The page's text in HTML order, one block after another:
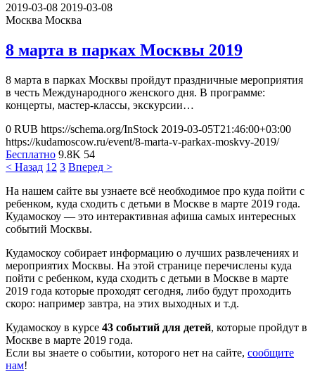
2019-03-08 2019-03-08
Москва Москва
8 марта в парках Москвы 2019
8 марта в парках Москвы пройдут праздничные мероприятия
в честь Международного женского дня. В программе:
концерты, мастер-классы, экскурсии…
0 RUB https://schema.org/InStock 2019-03-05T21:46:00+03:00
https://kudamoscow.ru/event/8-marta-v-parkax-moskvy-2019/
Бесплатно 9.8K 54
< Назад 1 2 3 Вперед >
На нашем сайте вы узнаете всё необходимое про куда пойти с
ребенком, куда сходить с детьми в Москве в марте 2019 года.
Кудамоскоу — это интерактивная афиша самых интересных
событий Москвы.
Кудамоскоу собирает информацию о лучших развлечениях и
мероприятих Москвы. На этой странице перечислены куда
пойти с ребенком, куда сходить с детьми в Москве в марте
2019 года которые проходят сегодня, либо будут проходить
скоро: например завтра, на этих выходных и т.д.
Кудамоскоу в курсе 43 событий для детей, которые пройдут в
Москве в марте 2019 года.
Если вы знаете о событии, которого нет на сайте, сообщите
нам!